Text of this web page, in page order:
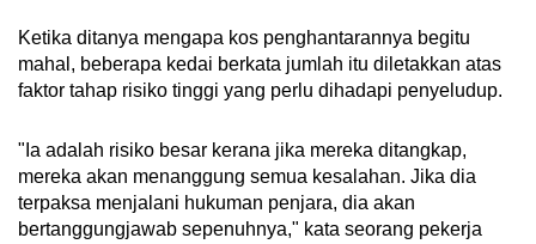
Ketika ditanya mengapa kos penghantarannya begitu
mahal, beberapa kedai berkata jumlah itu diletakkan atas
faktor tahap risiko tinggi yang perlu dihadapi penyeludup.
"Ia adalah risiko besar kerana jika mereka ditangkap,
mereka akan menanggung semua kesalahan. Jika dia
terpaksa menjalani hukuman penjara, dia akan
bertanggungjawab sepenuhnya," kata seorang pekerja